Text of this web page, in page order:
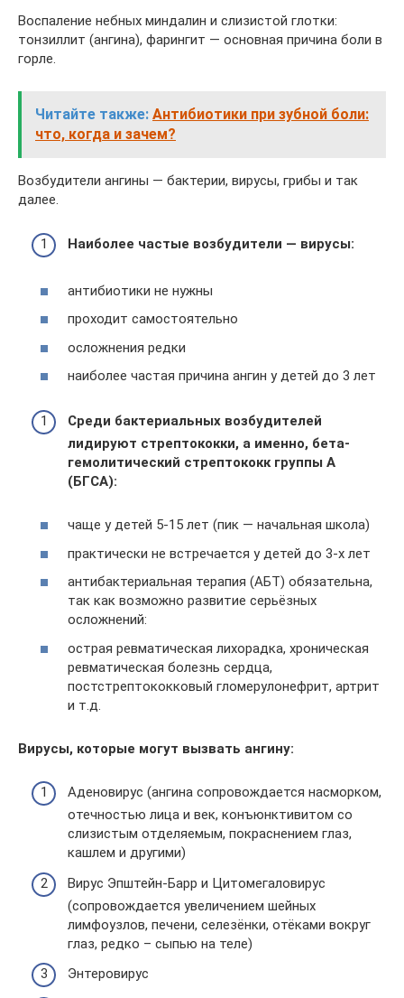
Воспаление небных миндалин и слизистой глотки:
тонзиллит (ангина), фарингит — основная причина боли в
горле.
Читайте также: Антибиотики при зубной боли:
что, когда и зачем?
Возбудители ангины — бактерии, вирусы, грибы и так
далее.
Наиболее частые возбудители — вирусы:
антибиотики не нужны
проходит самостоятельно
осложнения редки
наиболее частая причина ангин у детей до 3 лет
Среди бактериальных возбудителей
лидируют стрептококки, а именно, бета-
гемолитический стрептококк группы А
(БГСА):
чаще у детей 5-15 лет (пик — начальная школа)
практически не встречается у детей до 3-х лет
антибактериальная терапия (АБТ) обязательна,
так как возможно развитие серьёзных
осложнений:
острая ревматическая лихорадка, хроническая
ревматическая болезнь сердца,
постстрептококковый гломерулонефрит, артрит
и т.д.
Вирусы, которые могут вызвать ангину:
Аденовирус (ангина сопровождается насморком,
отечностью лица и век, конъюнктивитом со
слизистым отделяемым, покраснением глаз,
кашлем и другими)
Вирус Эпштейн-Барр и Цитомегаловирус
(сопровождается увеличением шейных
лимфоузлов, печени, селезёнки, отёками вокруг
глаз, редко – сыпью на теле)
Энтеровирус